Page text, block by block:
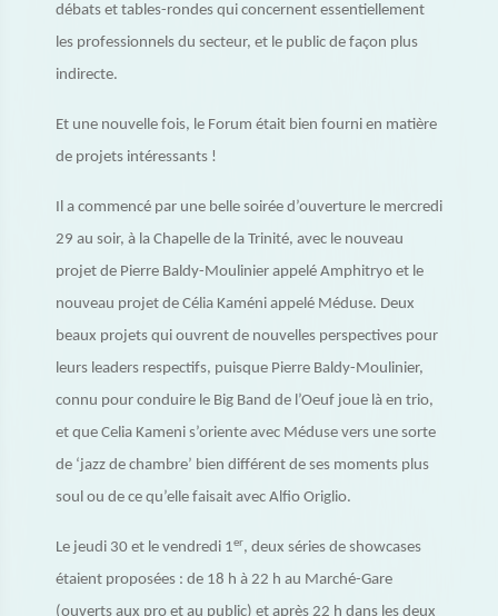
débats et tables-rondes qui concernent essentiellement
les professionnels du secteur, et le public de façon plus
indirecte.
Et une nouvelle fois, le Forum était bien fourni en matière
de projets intéressants !
Il a commencé par une belle soirée d’ouverture le mercredi
29 au soir, à la Chapelle de la Trinité, avec le nouveau
projet de Pierre Baldy-Moulinier appelé Amphitryo et le
nouveau projet de Célia Kaméni appelé Méduse. Deux
beaux projets qui ouvrent de nouvelles perspectives pour
leurs leaders respectifs, puisque Pierre Baldy-Moulinier,
connu pour conduire le Big Band de l’Oeuf joue là en trio,
et que Celia Kameni s’oriente avec Méduse vers une sorte
de ‘jazz de chambre’ bien différent de ses moments plus
soul ou de ce qu’elle faisait avec Alfio Origlio.
Le jeudi 30 et le vendredi 1er, deux séries de showcases
étaient proposées : de 18 h à 22 h au Marché-Gare
(ouverts aux pro et au public) et après 22 h dans les deux